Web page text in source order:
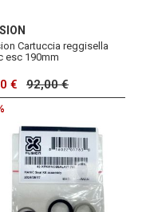
Cartuccia reggisella
esc 190mm
€ 92,00 €